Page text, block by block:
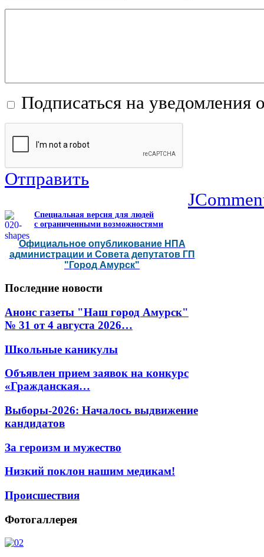
Подписаться на уведомления
Отправить
Специальная версия для людей
с ограниченными возможностями
Официальное опубликование НПА
администрации и Совета депутатов ГП
"Город Амурск"
Последние новости
Анонс газеты "Наш город Амурск"
№ 31 от 4 августа 2026…
Школьные каникулы
Объявлен прием заявок на конкурс
«Гражданская…
Выборы-2026: Началось выдвижение
кандидатов
За героизм и мужество
Низкий поклон нашим медикам!
Происшествия
Фотогаллерея